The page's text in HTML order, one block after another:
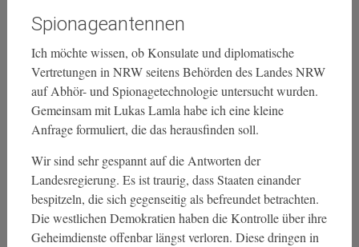
Spionageantennen
Ich möchte wissen, ob Konsulate und diplomatische
Vertretungen in NRW seitens Behörden des Landes NRW
auf Abhör- und Spionagetechnologie untersucht wurden.
Gemeinsam mit Lukas Lamla habe ich eine kleine
Anfrage formuliert, die das herausfinden soll.
Wir sind sehr gespannt auf die Antworten der
Landesregierung. Es ist traurig, dass Staaten einander
bespitzeln, die sich gegenseitig als befreundet betrachten.
Die westlichen Demokratien haben die Kontrolle über ihre
Geheimdienste offenbar längst verloren. Diese dringen in